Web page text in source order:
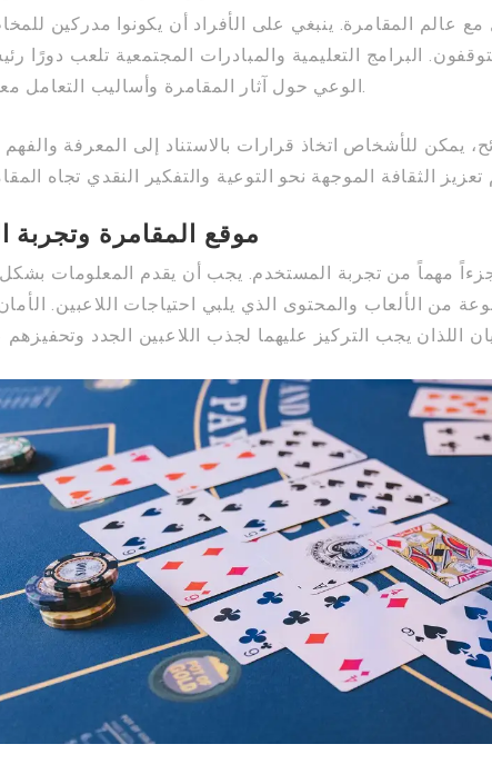
مع عالم المقامرة. ينبغي على الأفراد أن يكونوا مدركين
البرامج التعليمية والمبادرات المجتمعية تلعب دورًا
الوعي حول آثار المقامرة وأساليب التعامل معها بشكل آمن.
يمكن للأشخاص اتخاذ قرارات بالاستناد إلى المعرفة
موقع المقامرة وتجربة
مهماً من تجربة المستخدم. يجب أن يقدم المعلومات
من الألعاب والمحتوى الذي يلبي احتياجات اللاعبين.